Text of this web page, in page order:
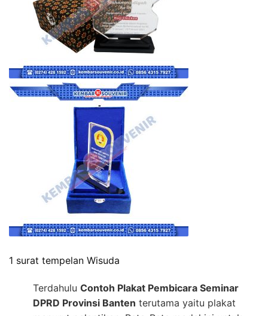
1 surat tempelan Wisuda
Terdahulu Contoh Plakat Pembicara Seminar
DPRD Provinsi Banten terutama yaitu plakat